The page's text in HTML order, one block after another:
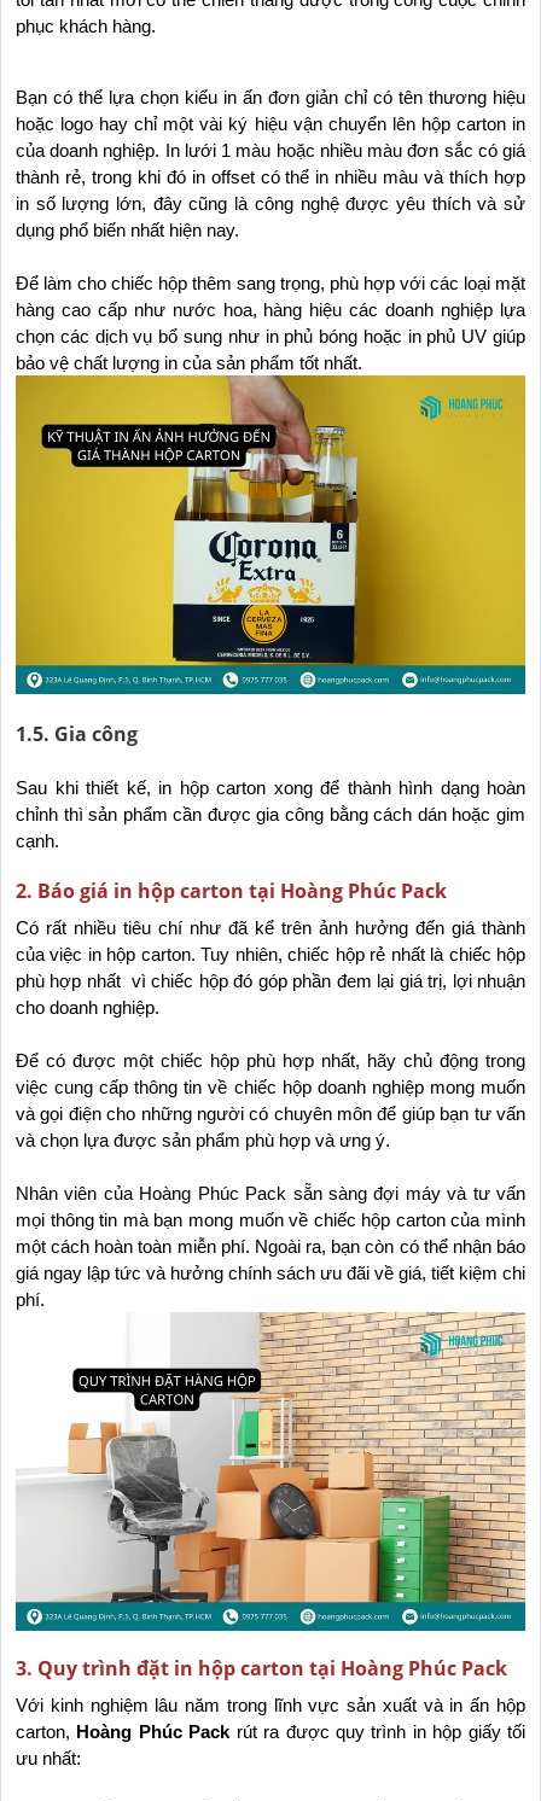
phục khách hàng.
Bạn có thể lựa chọn kiểu in ấn đơn giản chỉ có tên thương hiệu
hoặc logo hay chỉ một vài ký hiệu vận chuyển lên hộp carton in
của doanh nghiệp. In lưới 1 màu hoặc nhiều màu đơn sắc có giá
thành rẻ, trong khi đó in offset có thể in nhiều màu và thích hợp
in số lượng lớn, đây cũng là công nghệ được yêu thích và sử
dụng phổ biến nhất hiện nay.
Để làm cho chiếc hộp thêm sang trọng, phù hợp với các loại mặt
hàng cao cấp như nước hoa, hàng hiệu các doanh nghiệp lựa
chọn các dịch vụ bổ sung như in phủ bóng hoặc in phủ UV giúp
bảo vệ chất lượng in của sản phẩm tốt nhất.
1.5. Gia công
Sau khi thiết kế, in hộp carton xong để thành hình dạng hoàn
chỉnh thì sản phẩm cần được gia công bằng cách dán hoặc gim
cạnh.
2. Báo giá in hộp carton tại Hoàng Phúc Pack
Có rất nhiều tiêu chí như đã kể trên ảnh hưởng đến giá thành
của việc in hộp carton. Tuy nhiên, chiếc hộp rẻ nhất là chiếc hộp
phù hợp nhất  vì chiếc hộp đó góp phần đem lại giá trị, lợi nhuận
cho doanh nghiệp.
Để có được một chiếc hộp phù hợp nhất, hãy chủ động trong
việc cung cấp thông tin về chiếc hộp doanh nghiệp mong muốn
và gọi điện cho những người có chuyên môn để giúp bạn tư vấn
và chọn lựa được sản phẩm phù hợp và ưng ý.
Nhân viên của Hoàng Phúc Pack sẵn sàng đợi máy và tư vấn
mọi thông tin mà bạn mong muốn về chiếc hộp carton của mình
một cách hoàn toàn miễn phí. Ngoài ra, bạn còn có thể nhận báo
giá ngay lập tức và hưởng chính sách ưu đãi về giá, tiết kiệm chi
phí.
3. Quy trình đặt in hộp carton tại Hoàng Phúc Pack
Với kinh nghiệm lâu năm trong lĩnh vực sản xuất và in ấn hộp
carton, Hoàng Phúc Pack rút ra được quy trình in hộp giấy tối
ưu nhất: